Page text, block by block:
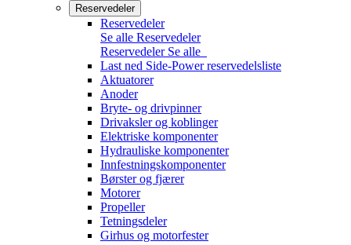
Reservedeler
Reservedeler
Se alle Reservedeler
Reservedeler Se alle
Last ned Side-Power reservedelsliste
Aktuatorer
Anoder
Bryte- og drivpinner
Drivaksler og koblinger
Elektriske komponenter
Hydrauliske komponenter
Innfestningskomponenter
Børster og fjærer
Motorer
Propeller
Tetningsdeler
Girhus og motorfester